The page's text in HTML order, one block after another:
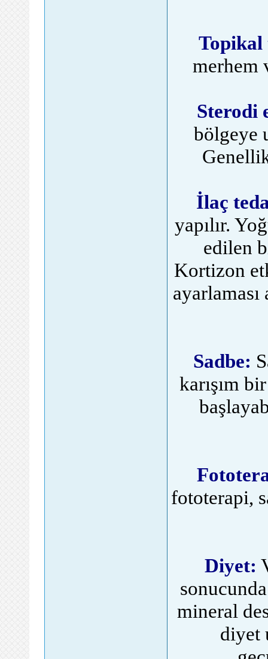
Topikal
merhem
Sterodi
bölgeye
İlaç
yapılır.
edilen
Kortizon
Sadbe:
karışım
fototerapi,
Diyet:
mineral
diyet